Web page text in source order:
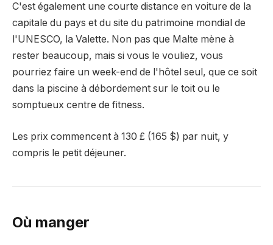
C'est également une courte distance en voiture de la
capitale du pays et du site du patrimoine mondial de
l'UNESCO, la Valette. Non pas que Malte mène à
rester beaucoup, mais si vous le vouliez, vous
pourriez faire un week-end de l'hôtel seul, que ce soit
dans la piscine à débordement sur le toit ou le
somptueux centre de fitness.
Les prix commencent à 130 £ (165 $) par nuit, y
compris le petit déjeuner.
Où manger